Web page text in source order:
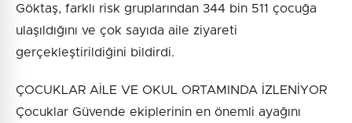
Göktaş, farklı risk gruplarından 344 bin 511 çocuğa
ulaşıldığını ve çok sayıda aile ziyareti
gerçekleştirildiğini bildirdi.
ÇOCUKLAR AİLE VE OKUL ORTAMINDA İZLENİYOR
Çocuklar Güvende ekiplerinin en önemli ayağını